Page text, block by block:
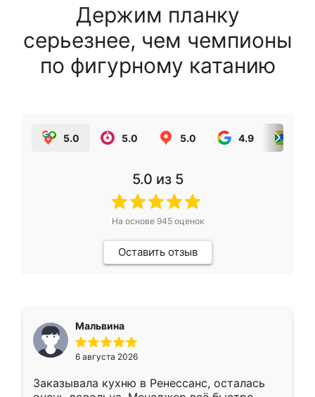
Держим планку
серьезнее, чем чемпионы
по фигурному катанию
5.0 5.0 5.0 4.9
5.0 из 5
На основе 945оценок
Оставить отзыв
Мальвина
6 августа 2026
Заказывала кухню в Ренессанс, осталась